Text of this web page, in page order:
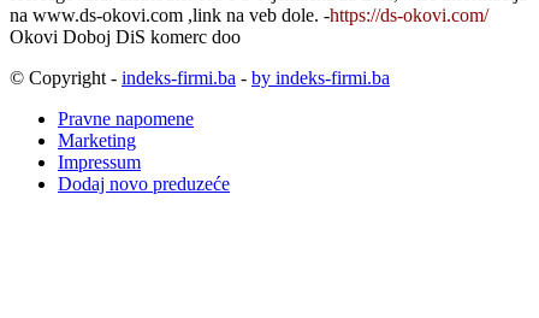
na www.ds-okovi.com ,link na veb dole. -https://ds-okovi.com/
Okovi Doboj DiS komerc doo
© Copyright - indeks-firmi.ba - by indeks-firmi.ba
Pravne napomene
Marketing
Impressum
Dodaj novo preduzeće